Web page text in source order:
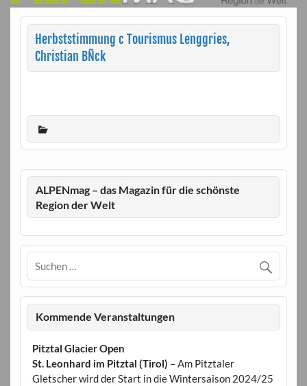
Herbststimmung c Tourismus Lenggries,
Christian BÑck
ALPENmag – das Magazin für die schönste
Region der Welt
Kommende Veranstaltungen
Pitztal Glacier Open
St. Leonhard im Pitztal (Tirol) – Am Pitztaler
Gletscher wird der Start in die Wintersaison 2024/25